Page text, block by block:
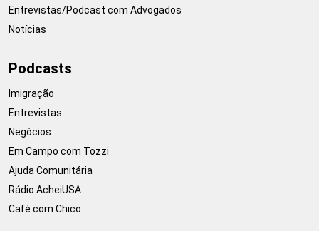
Entrevistas/Podcast com Advogados
Notícias
Podcasts
Imigração
Entrevistas
Negócios
Em Campo com Tozzi
Ajuda Comunitária
Rádio AcheiUSA
Café com Chico